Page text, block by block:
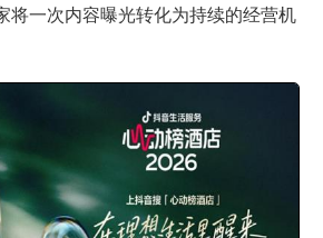
将一次内容曝光转化为持续的经营机